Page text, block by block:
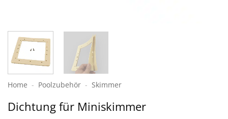
Home - Poolzubehör - Skimmer
Dichtung für Miniskimmer